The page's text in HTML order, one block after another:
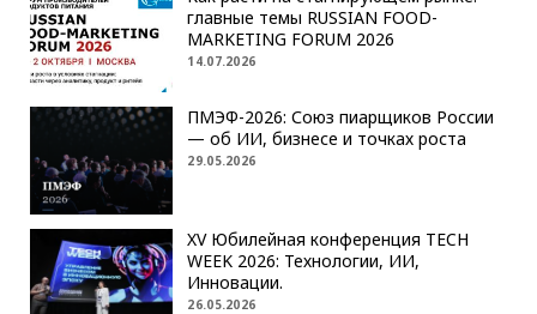
главные темы RUSSIAN FOOD-
MARKETING FORUM 2026
14.07.2026
ПМЭФ-2026: Союз пиарщиков России
— об ИИ, бизнесе и точках роста
29.05.2026
XV Юбилейная конференция TECH
WEEK 2026: Технологии, ИИ,
Инновации.
26.05.2026